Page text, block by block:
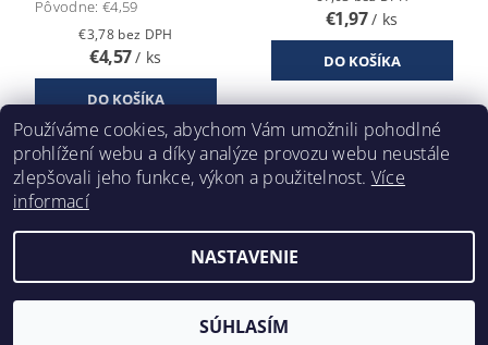
Pôvodne: €4,59
€3,78 bez DPH
€4,57/ ks
€1,97/ ks
12položiek celkom
2026 ©Klimafil, všetky práva vyhradené
Vytvoril Shoptet
Používáme cookies, abychom Vám umožnili pohodlné
prohlížení webu a díky analýze provozu webu neustále
zlepšovali jeho funkce, výkon a použitelnost. Více
informací
NASTAVENIE
SÚHLASÍM